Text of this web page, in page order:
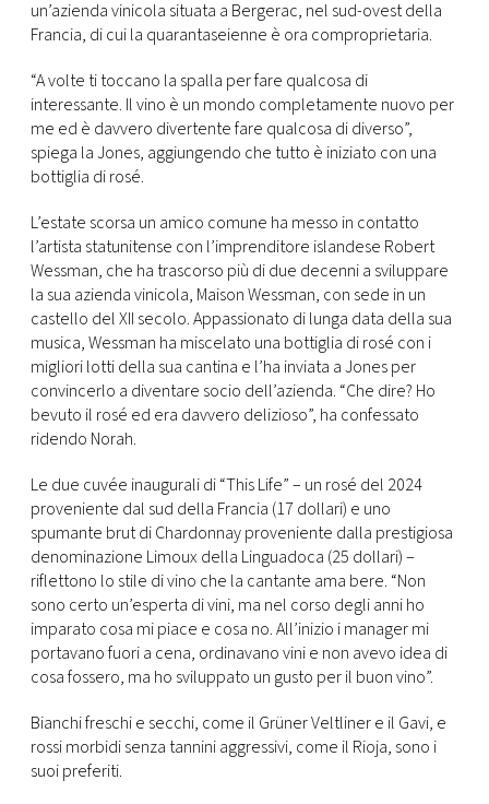
CONSIGLIA
un’azienda vinicola situata a Bergerac, nel sud-ovest della
Francia, di cui la quarantaseienne è ora comproprietaria.
“A volte ti toccano la spalla per fare qualcosa di
interessante. Il vino è un mondo completamente nuovo per
me ed è davvero divertente fare qualcosa di diverso”,
spiega la Jones, aggiungendo che tutto è iniziato con una
bottiglia di rosé.
L’estate scorsa un amico comune ha messo in contatto
l’artista statunitense con l’imprenditore islandese Robert
Wessman, che ha trascorso più di due decenni a sviluppare
la sua azienda vinicola, Maison Wessman, con sede in un
castello del XII secolo. Appassionato di lunga data della sua
musica, Wessman ha miscelato una bottiglia di rosé con i
migliori lotti della sua cantina e l’ha inviata a Jones per
convincerlo a diventare socio dell’azienda. “Che dire? Ho
bevuto il rosé ed era davvero delizioso”, ha confessato
ridendo Norah.
Le due cuvée inaugurali di “This Life” – un rosé del 2024
proveniente dal sud della Francia (17 dollari) e uno
spumante brut di Chardonnay proveniente dalla prestigiosa
denominazione Limoux della Linguadoca (25 dollari) –
riflettono lo stile di vino che la cantante ama bere. “Non
sono certo un’esperta di vini, ma nel corso degli anni ho
imparato cosa mi piace e cosa no. All’inizio i manager mi
portavano fuori a cena, ordinavano vini e non avevo idea di
cosa fossero, ma ho sviluppato un gusto per il buon vino”.
Bianchi freschi e secchi, come il Grüner Veltliner e il Gavi, e
rossi morbidi senza tannini aggressivi, come il Rioja, sono i
suoi preferiti.